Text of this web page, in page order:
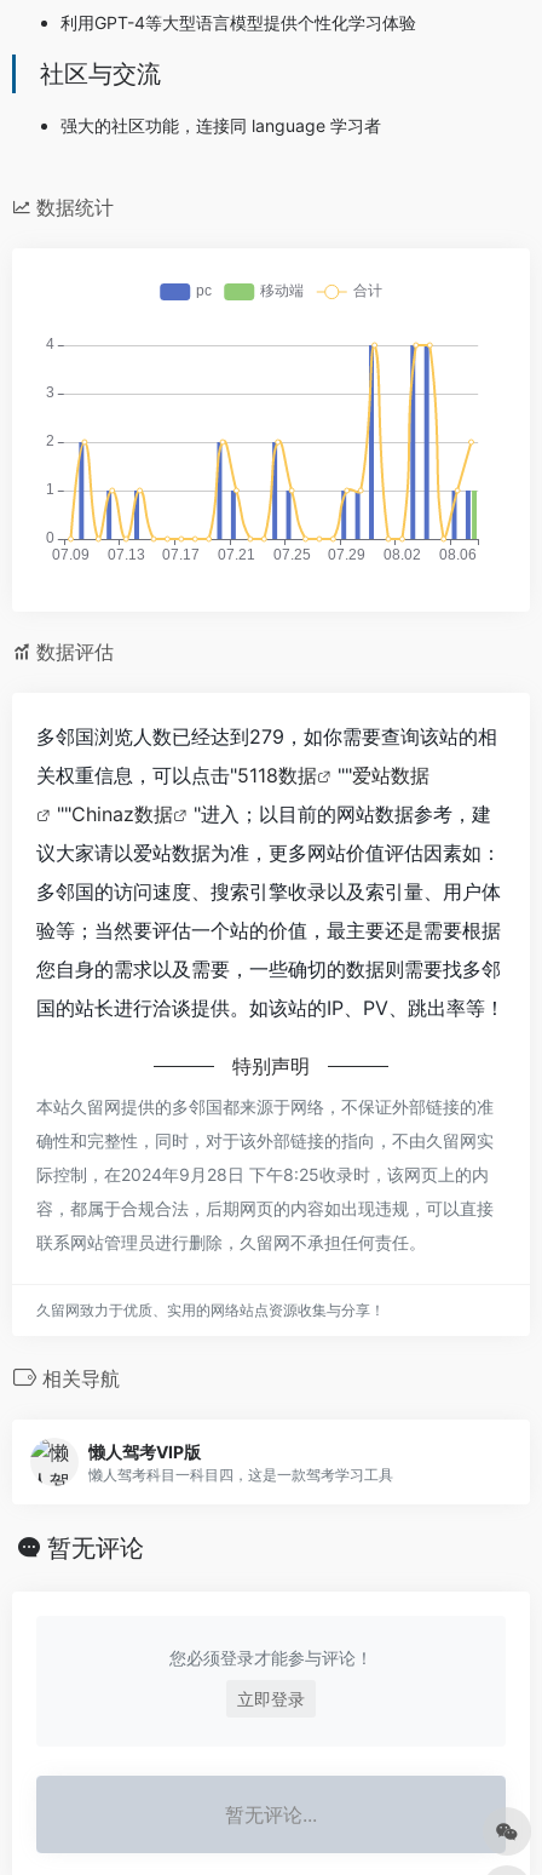
利用GPT-4等大型语言模型提供个性化学习体验
社区与交流
强大的社区功能，连接同 language 学习者
数据统计
数据评估
多邻国浏览人数已经达到279，如你需要查询该站的相
关权重信息，可以点击"5118数据 ""爱站数据
""Chinaz数据
"进入；以目前的网站数据参考，建
议大家请以爱站数据为准，更多网站价值评估因素如：
多邻国的访问速度、搜索引擎收录以及索引量、用户体
验等；当然要评估一个站的价值，最主要还是需要根据
您自身的需求以及需要，一些确切的数据则需要找多邻
国的站长进行洽谈提供。如该站的IP、PV、跳出率等！
特别声明
本站久留网提供的多邻国都来源于网络，不保证外部链接的准
确性和完整性，同时，对于该外部链接的指向，不由久留网实
际控制，在2024年9月28日 下午8:25收录时，该网页上的内
容，都属于合规合法，后期网页的内容如出现违规，可以直接
联系网站管理员进行删除，久留网不承担任何责任。
久留网致力于优质、实用的网络站点资源收集与分享！
相关导航
懒人驾考VIP版
懒人驾考科目一科目四，这是一款驾考学习工具
暂无评论
您必须登录才能参与评论！
立即登录
暂无评论...